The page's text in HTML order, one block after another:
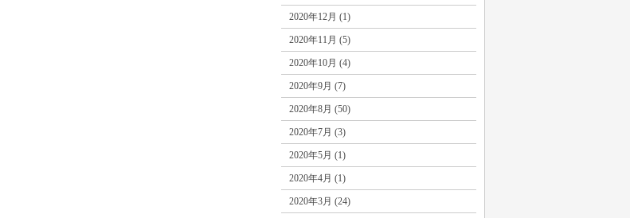
2020年12月 (1)
2020年11月 (5)
2020年10月 (4)
2020年9月 (7)
2020年8月 (50)
2020年7月 (3)
2020年5月 (1)
2020年4月 (1)
2020年3月 (24)